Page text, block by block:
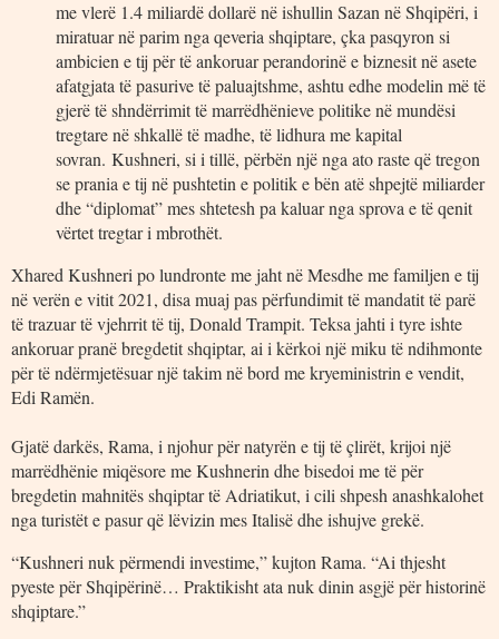
me vlerë 1.4 miliardë dollarë në ishullin Sazan në Shqipëri, i
miratuar në parim nga qeveria shqiptare, çka pasqyron si
ambicien e tij për të ankoruar perandorinë e biznesit në asete
afatgjata të pasurive të paluajtshme, ashtu edhe modelin më të
gjerë të shndërrimit të marrëdhënieve politike në mundësi
tregtare në shkallë të madhe, të lidhura me kapital
sovran. Kushneri, si i tillë, përbën një nga ato raste që tregon
se prania e tij në pushtetin e politik e bën atë shpejtë miliarder
dhe “diplomat” mes shtetesh pa kaluar nga sprova e të qenit
vërtet tregtar i mbrothët.
Xhared Kushneri po lundronte me jaht në Mesdhe me familjen e tij
në verën e vitit 2021, disa muaj pas përfundimit të mandatit të parë
të trazuar të vjehrrit të tij, Donald Trampit. Teksa jahti i tyre ishte
ankoruar pranë bregdetit shqiptar, ai i kërkoi një miku të ndihmonte
për të ndërmjetësuar një takim në bord me kryeministrin e vendit,
Edi Ramën.
Gjatë darkës, Rama, i njohur për natyrën e tij të çlirët, krijoi një
marrëdhënie miqësore me Kushnerin dhe bisedoi me të për
bregdetin mahnitës shqiptar të Adriatikut, i cili shpesh anashkalohet
nga turistët e pasur që lëvizin mes Italisë dhe ishujve grekë.
“Kushneri nuk përmendi investime,” kujton Rama. “Ai thjesht
pyeste për Shqipërinë… Praktikisht ata nuk dinin asgjë për historinë
shqiptare.”